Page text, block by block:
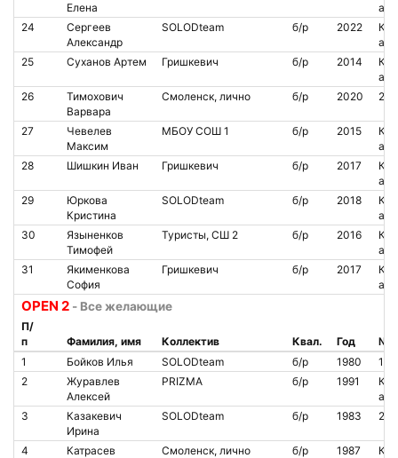
Елена
24
Сергеев
Александр
SOLODteam б/р 2022
25
Суханов Артем Гришкевич б/р 2014
26
Тимохович
Варвара
Смоленск, лично б/р 2020
27
Чевелев
Максим
МБОУ СОШ 1 б/р 2015
28
Шишкин Иван Гришкевич б/р 2017
29
Юркова
Кристина
SOLODteam б/р 2018
30
Языненков
Тимофей
Туристы, СШ 2 б/р 2016
31
Якименкова
София
Гришкевич б/р 2017
OPEN 2 - Все желающие
П/
п
Фамилия, имя Коллектив Квал. Год
№
1
Бойков Илья SOLODteam б/р 1980
2
Журавлев
Алексей
PRIZMA б/р 1991
3
Казакевич
Ирина
SOLODteam б/р 1983
4
Катрасев
Смоленск, лично б/р 1987